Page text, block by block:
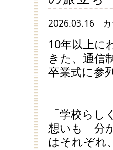
2026.03.16
10年以上に
きた、通信
卒業式に参
「学校ら
想いも「分
はそれぞれ